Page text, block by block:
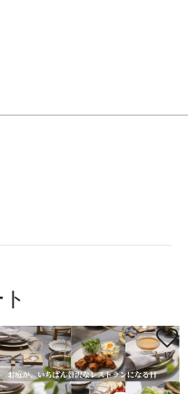
17